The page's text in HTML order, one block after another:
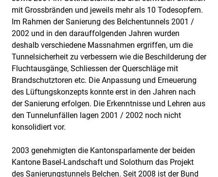
mit Grossbränden und jeweils mehr als 10 Todesopfern.
Im Rahmen der Sanierung des Belchentunnels 2001 /
2002 und in den darauffolgenden Jahren wurden
deshalb verschiedene Massnahmen ergriffen, um die
Tunnelsicherheit zu verbessern wie die Beschilderung der
Fluchtausgänge, Schliessen der Querschläge mit
Brandschutztoren etc. Die Anpassung und Erneuerung
des Lüftungskonzepts konnte erst in den Jahren nach
der Sanierung erfolgen. Die Erkenntnisse und Lehren aus
den Tunnelunfällen lagen 2001 / 2002 noch nicht
konsolidiert vor.
2003 genehmigten die Kantonsparlamente der beiden
Kantone Basel-Landschaft und Solothurn das Projekt
des Sanierungstunnels Belchen. Seit 2008 ist der Bund